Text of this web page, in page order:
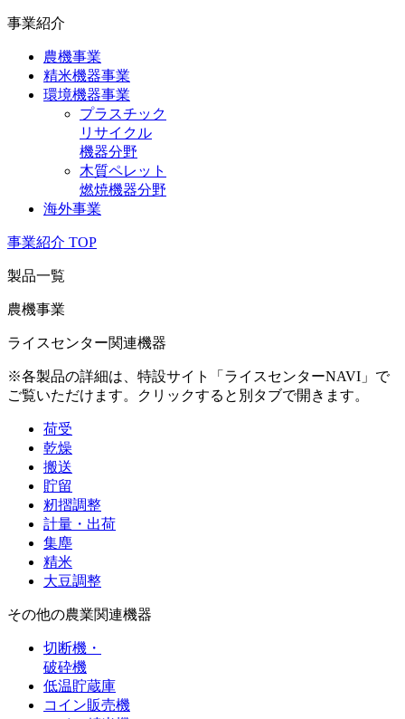
事業紹介
農機事業
精米機器事業
環境機器事業
プラスチック
リサイクル
機器分野
木質ペレット
燃焼機器分野
海外事業
事業紹介 TOP
製品一覧
農機事業
ライスセンター関連機器
※各製品の詳細は、特設サイト「ライスセンターNAVI」で
ご覧いただけます。クリックすると別タブで開きます。
荷受
乾燥
搬送
貯留
籾摺調整
計量・出荷
集塵
精米
大豆調整
その他の農業関連機器
切断機・
破砕機
低温貯蔵庫
コイン販売機